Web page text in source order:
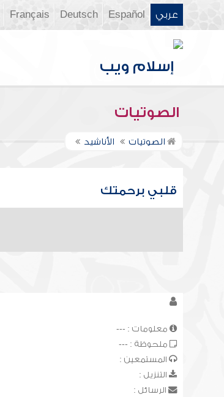
عربي Español
Deutsch
Français
الصوتيات
الصوتيات الأناشيد
قلبي برحمتك
معلومات : ---
ملحوظة : ---
المستمعين :
التنزيل :
الرسائل :